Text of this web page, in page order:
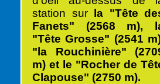
station sur
la "Tête
Fanets" (2568 m),
"Tête Grosse" (2541
"la Rouchinière"
m) et le "Rocher de
Clapouse" (2750 m).